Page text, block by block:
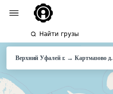
Найти грузы
Верхний Уфалей г. →Картмазово д.